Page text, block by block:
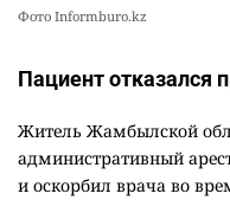
Фото Informburo.kz
Пациент отказался
Житель Жамбылской
административный
и оскорбил врача во